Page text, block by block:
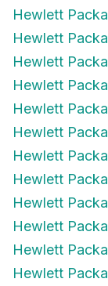
Hewlett
Hewlett
Hewlett
Hewlett
Hewlett
Hewlett
Hewlett
Hewlett
Hewlett
Hewlett
Hewlett
Hewlett